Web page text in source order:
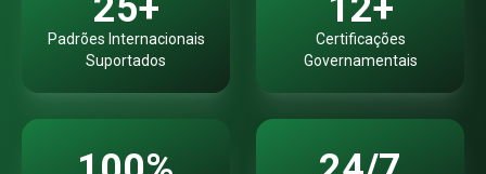
Padrões Internacionais
Suportados
Certificações
Governamentais